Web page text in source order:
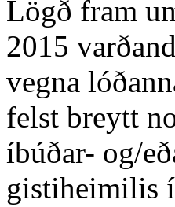
Lögð fram
2015
vegna
felst breytt
íbúðar- og/
gistiheimilis